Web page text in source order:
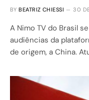
BY BEATRIZ CHIESSI 30
A Nimo TV do Brasil
audiências da
de origem, a China.